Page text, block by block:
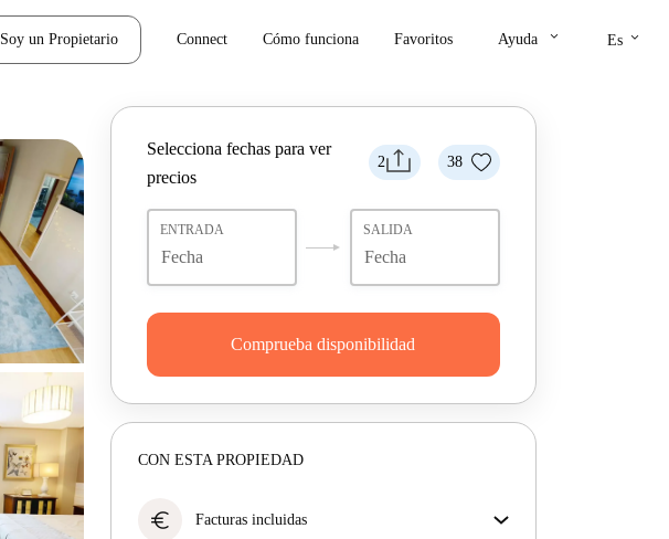
Soy un Propietario Connect Cómo funciona Favoritos Ayuda keyboard_arrow_down Es keyboard_arrow_down
2 38
Selecciona fechas para ver
precios
ENTRADA SALIDA
Comprueba disponibilidad
CON ESTA PROPIEDAD
euro Facturas incluidas